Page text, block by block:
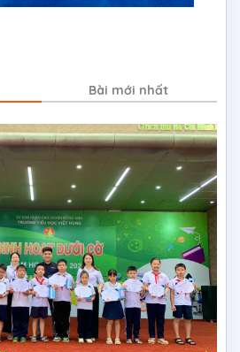
Bài mới nhất